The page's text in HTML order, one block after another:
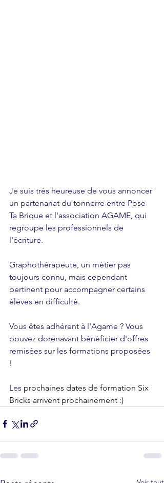
Je suis très heureuse de vous annoncer
un partenariat du tonnerre entre Pose
Ta Brique et l'association AGAME, qui
regroupe les professionnels de
l'écriture.
Graphothérapeute, un métier pas
toujours connu, mais cependant
pertinent pour accompagner certains
élèves en difficulté.
Vous êtes adhérent à l'Agame ? Vous
pouvez dorénavant bénéficier d'offres
remisées sur les formations proposées
!
Les prochaines dates de formation Six
Bricks arrivent prochainement :)